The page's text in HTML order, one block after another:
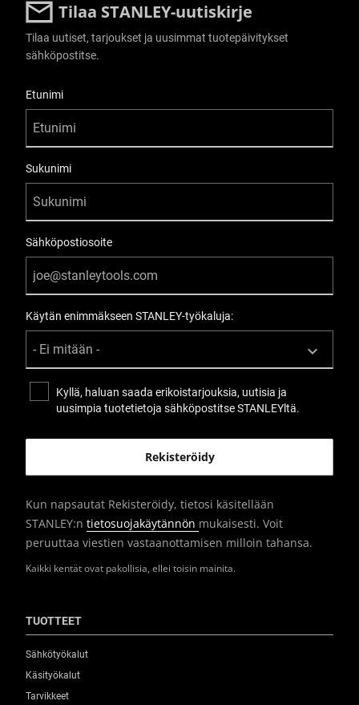
Tilaa STANLEY-uutiskirje
Kaikki kentät ovat pakollisia, ellei toisin mainita.
Tilaa uutiset, tarjoukset ja uusimmat tuotepäivitykset
sähköpostitse.
Etunimi
Sukunimi
Sähköpostiosoite
Käytän enimmäkseen STANLEY-työkaluja:
Kyllä, haluan saada erikoistarjouksia, uutisia ja
uusimpia tuotetietoja sähköpostitse STANLEYltä.
Kun napsautat Rekisteröidy, tietosi käsitellään
STANLEY:n tietosuojakäytännön mukaisesti. Voit
peruuttaa viestien vastaanottamisen milloin tahansa.
TUOTTEET
Sähkötyökalut
Käsityökalut
Tarvikkeet